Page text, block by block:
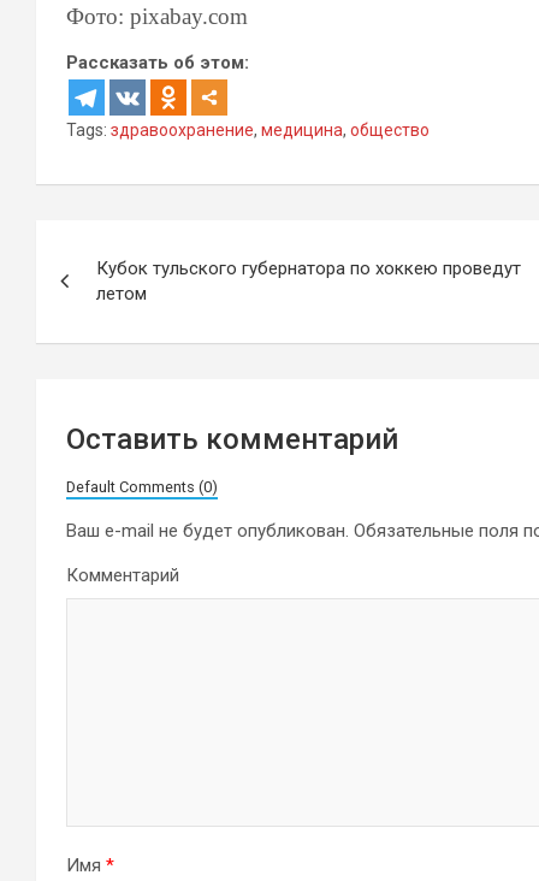
Фото: pixabay.com
Рассказать об этом:
Tags: здравоохранение, медицина, общество
по
записям
Кубок тульского губернатора по хоккею проведут
летом
Оставить комментарий
Default Comments (0)
Ваш e-mail не будет опубликован. Обязательные поля
Комментарий
Имя *